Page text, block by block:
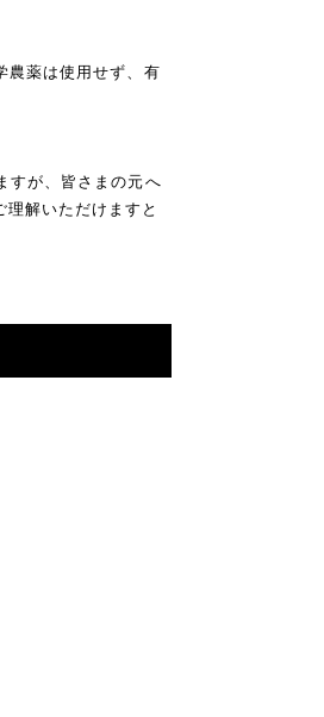
農薬は使用せず、有
すが、皆さまの元へ
解いただけますと